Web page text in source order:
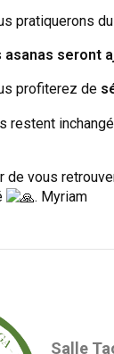
pratiquerons du
asanas seront
profiterez de
restent
de vous
. Myriam
Salle